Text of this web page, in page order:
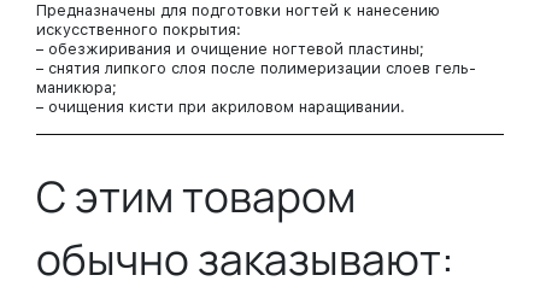
Предназначены для подготовки ногтей к нанесению
искусственного покрытия:
– обезжиривания и очищение ногтевой пластины;
– снятия липкого слоя после полимеризации слоев гель-
маникюра;
– очищения кисти при акриловом наращивании.
– материал не имеет аналогов по степени
безворсовости;
– не оставляют на поверхности разводов и мелких
ворсинок, в отличие от бумажных, нетканых и ватных
салфеток;
С этим товаром
обычно заказывают: